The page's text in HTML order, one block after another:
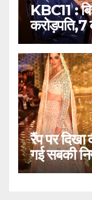
KBC11 :
करोड़पति,7
रैंप पर
गई सबकी